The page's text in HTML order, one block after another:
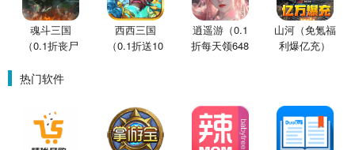
魂斗三国
（0.1折丧尸
西西三国
（0.1折送10
逍遥游（0.1
折每天领648
山河（免氪福
利爆亿充）
热门软件